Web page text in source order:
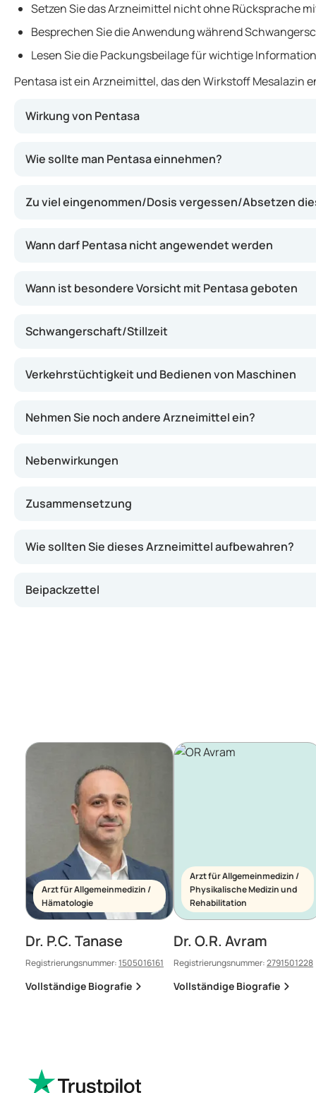
Setzen Sie das Arzneimittel nicht ohne Rücksprache
Besprechen Sie die Anwendung während
Lesen Sie die Packungsbeilage für wichtige
Pentasa ist ein Arzneimittel, das den Wirkstoff Mesalazin
Wirkung von Pentasa
Wie sollte man Pentasa einnehmen?
Zu viel eingenommen/Dosis vergessen/Absetzen
Wann darf Pentasa nicht angewendet werden
Wann ist besondere Vorsicht mit Pentasa geboten
Schwangerschaft/Stillzeit
Verkehrstüchtigkeit und Bedienen von Maschinen
Nehmen Sie noch andere Arzneimittel ein?
Nebenwirkungen
Zusammensetzung
Wie sollten Sie dieses Arzneimittel aufbewahren?
Beipackzettel
Arzt für Allgemeinmedizin /
Hämatologie
Dr. P.C. Tanase
Registrierungsnummer:1505016161
Vollständige Biografie
Arzt für Allgemeinmedizin /
Physikalische Medizin und
Rehabilitation
Dr. O.R. Avram
Registrierungsnummer:2791501228
Vollständige Biografie